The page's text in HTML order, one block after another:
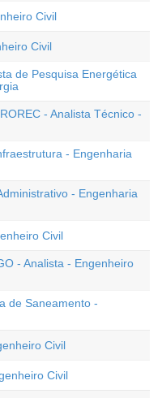
Civil
Civil
de Pesquisa Energética
- Analista Técnico -
- Engenharia
- Engenharia
Civil
- Analista - Engenheiro
de Saneamento -
Civil
Civil